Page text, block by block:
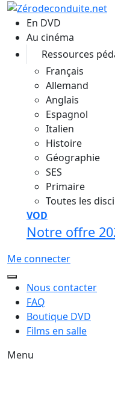
Aller au contenu principal
En DVD
Au cinéma
Ressources
Français
Allemand
Anglais
Espagnol
Italien
Histoire
Géographie
SES
Primaire
Toutes les
VOD
Notre offre
Me connecter
Nous contacter
FAQ
Boutique DVD
Films en salle
Menu